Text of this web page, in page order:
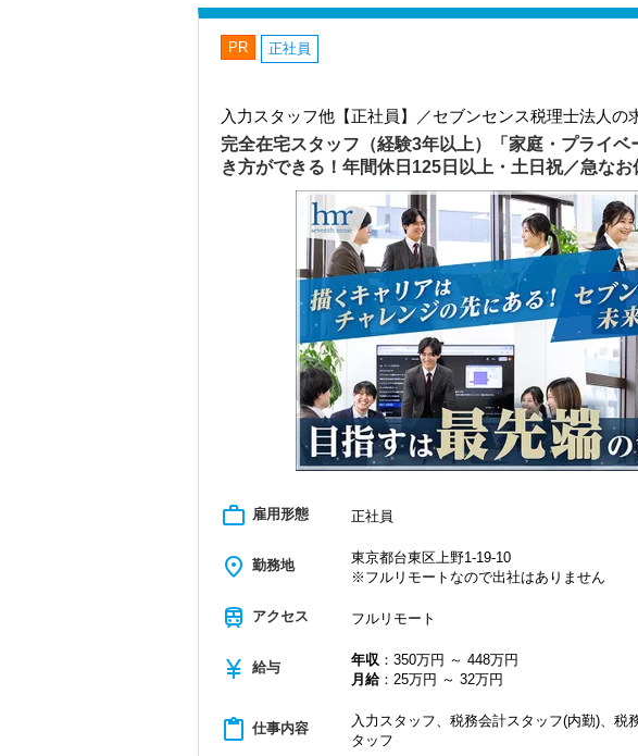
PR 正社員
入力スタッフ他【正社員】／セブンセンス税理士法人の
完全在宅スタッフ（経験3年以上）「家庭・プライ
き方ができる！年間休日125日以上・土日祝／急なお
work_outline 雇用形態 正社員
place 勤務地
東京都台東区上野1-19-10
※フルリモートなので出社はありません
train アクセス フルリモート
currency_yen 給与 年収 ：350万円 ～ 448万円
月給：25万円 ～ 32万円
content_paste 仕事内容
入力スタッフ、税務会計スタッフ(内勤)、税
タッフ